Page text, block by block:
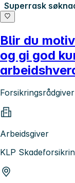
Superrask
Blir du
og gi god
Forsikringsrådgiver
Arbeidsgiver
KLP